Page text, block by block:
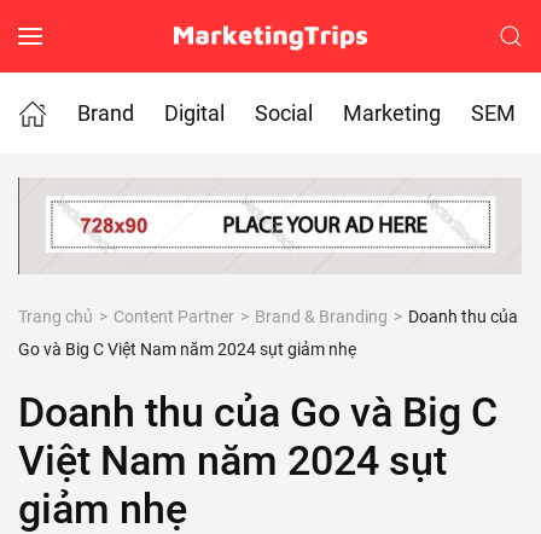
Skip to main content
Brand
Digital Social Marketing SEM
Trang chủ Content Partner Brand & Branding
Doanh thu của
Go và Big C Việt Nam năm 2024 sụt giảm nhẹ
Doanh thu của Go và Big C
Việt Nam năm 2024 sụt
giảm nhẹ